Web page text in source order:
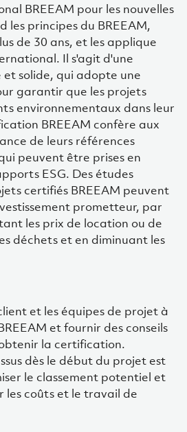
BREEAM pour les nouvelles
les principes du BREEAM,
de 30 ans, et les applique
Il s'agit d'une
solide, qui adopte une
garantir que les projets
environnementaux dans leur
BREEAM confère aux
de leurs références
peuvent être prises en
ESG. Des études
certifiés BREEAM peuvent
prometteur, par
les prix de location ou de
déchets et en diminuant les
et les équipes de projet à
et fournir des conseils
la certification.
dès le début du projet est
le classement potentiel et
les coûts et le travail de